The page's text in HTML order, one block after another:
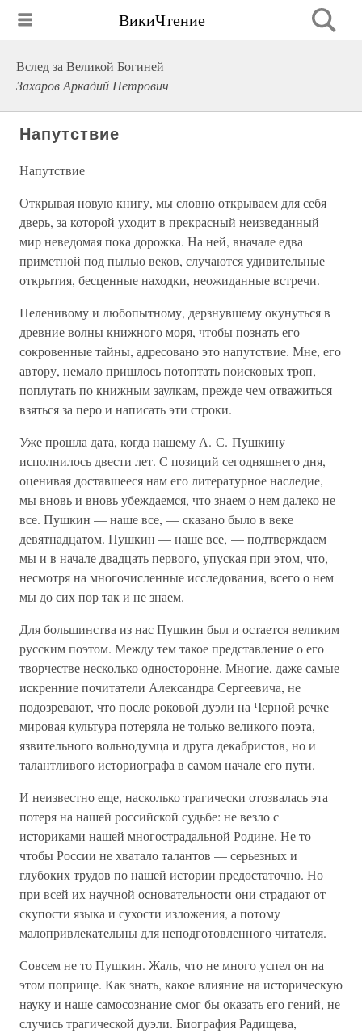
ВикиЧтение
Вслед за Великой Богиней
Захаров Аркадий Петрович
Напутствие
Напутствие
Открывая новую книгу, мы словно открываем для себя
дверь, за которой уходит в прекрасный неизведанный
мир неведомая пока дорожка. На ней, вначале едва
приметной под пылью веков, случаются удивительные
открытия, бесценные находки, неожиданные встречи.
Неленивому и любопытному, дерзнувшему окунуться в
древние волны книжного моря, чтобы познать его
сокровенные тайны, адресовано это напутствие. Мне, его
автору, немало пришлось потоптать поисковых троп,
поплутать по книжным заулкам, прежде чем отважиться
взяться за перо и написать эти строки.
Уже прошла дата, когда нашему А. С. Пушкину
исполнилось двести лет. С позиций сегодняшнего дня,
оценивая доставшееся нам его литературное наследие,
мы вновь и вновь убеждаемся, что знаем о нем далеко не
все. Пушкин — наше все, — сказано было в веке
девятнадцатом. Пушкин — наше все, — подтверждаем
мы и в начале двадцать первого, упуская при этом, что,
несмотря на многочисленные исследования, всего о нем
мы до сих пор так и не знаем.
Для большинства из нас Пушкин был и остается великим
русским поэтом. Между тем такое представление о его
творчестве несколько односторонне. Многие, даже самые
искренние почитатели Александра Сергеевича, не
подозревают, что после роковой дуэли на Черной речке
мировая культура потеряла не только великого поэта,
язвительного вольнодумца и друга декабристов, но и
талантливого историографа в самом начале его пути.
И неизвестно еще, насколько трагически отозвалась эта
потеря на нашей российской судьбе: не везло с
историками нашей многострадальной Родине. Не то
чтобы России не хватало талантов — серьезных и
глубоких трудов по нашей истории предостаточно. Но
при всей их научной основательности они страдают от
скупости языка и сухости изложения, а потому
малопривлекательны для неподготовленного читателя.
Совсем не то Пушкин. Жаль, что не много успел он на
этом поприще. Как знать, какое влияние на историческую
науку и наше самосознание смог бы оказать его гений, не
случись трагической дуэли. Биография Радищева,